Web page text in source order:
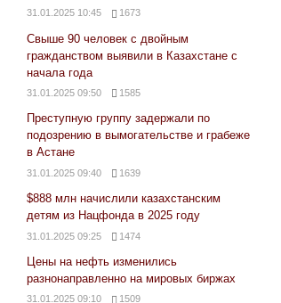
31.01.2025 10:45 1673
Свыше 90 человек с двойным
гражданством выявили в Казахстане с
начала года
31.01.2025 09:50 1585
Преступную группу задержали по
подозрению в вымогательстве и грабеже
в Астане
31.01.2025 09:40 1639
$888 млн начислили казахстанским
детям из Нацфонда в 2025 году
31.01.2025 09:25 1474
Цены на нефть изменились
разнонаправленно на мировых биржах
31.01.2025 09:10 1509